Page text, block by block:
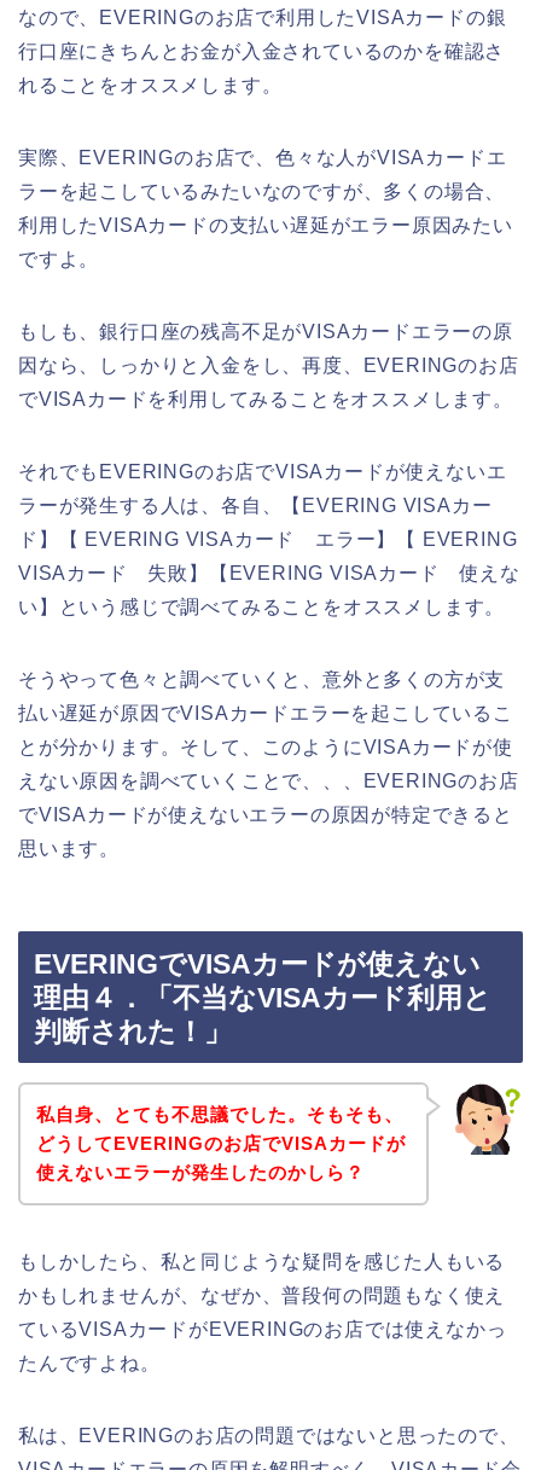
なので、EVERINGのお店で利用したVISAカードの銀
行口座にきちんとお金が入金されているのかを確認さ
れることをオススメします。
実際、EVERINGのお店で、色々な人がVISAカードエ
ラーを起こしているみたいなのですが、多くの場合、
利用したVISAカードの支払い遅延がエラー原因みたい
ですよ。
もしも、銀行口座の残高不足がVISAカードエラーの原
因なら、しっかりと入金をし、再度、EVERINGのお店
でVISAカードを利用してみることをオススメします。
それでもEVERINGのお店でVISAカードが使えないエ
ラーが発生する人は、各自、【EVERING VISAカー
ド】【 EVERING VISAカード エラー】【 EVERING
VISAカード 失敗】【EVERING VISAカード 使えな
い】という感じで調べてみることをオススメします。
そうやって色々と調べていくと、意外と多くの方が支
払い遅延が原因でVISAカードエラーを起こしているこ
とが分かります。そして、このようにVISAカードが使
えない原因を調べていくことで、、、EVERINGのお店
でVISAカードが使えないエラーの原因が特定できると
思います。
EVERINGでVISAカードが使えない
理由４．「不当なVISAカード利用と
判断された！」
私自身、とても不思議でした。そもそも、
どうしてEVERINGのお店でVISAカードが
使えないエラーが発生したのかしら？
もしかしたら、私と同じような疑問を感じた人もいる
かもしれませんが、なぜか、普段何の問題もなく使え
ているVISAカードがEVERINGのお店では使えなかっ
たんですよね。
私は、EVERINGのお店の問題ではないと思ったので、